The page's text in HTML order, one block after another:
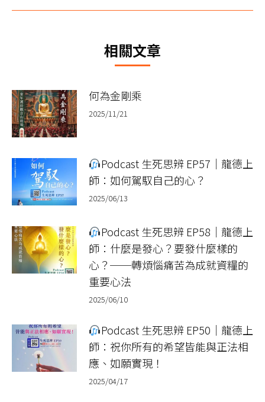
章：
相關文章
何為金剛乘
2025/11/21
Podcast 生死思辨 EP57｜龍德上
師：如何駕馭自己的心？
2025/06/13
Podcast 生死思辨 EP58｜龍德上
師：什麼是發心？要發什麼樣的
心？──轉煩惱痛苦為成就資糧的
重要心法
2025/06/10
Podcast 生死思辨 EP50｜龍德上
師：祝你所有的希望皆能與正法相
應、如願實現！
2025/04/17